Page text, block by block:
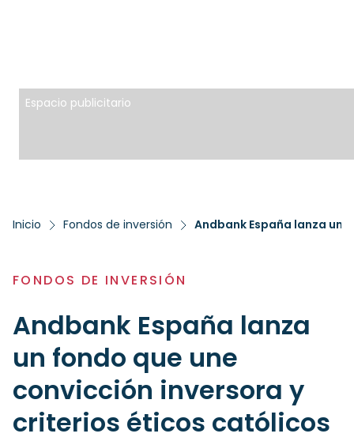
Espacio publicitario
Inicio Fondos de inversión Andbank España lanza
FONDOS DE INVERSIÓN
Andbank España lanza
un fondo que une
convicción inversora y
criterios éticos católicos